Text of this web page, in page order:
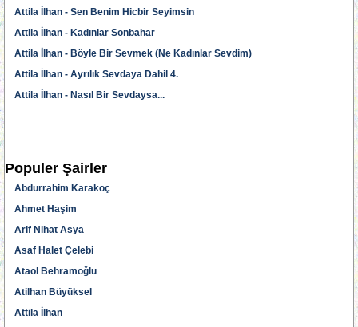
Attila İlhan - Sen Benim Hicbir Seyimsin
Attila İlhan - Kadınlar Sonbahar
Attila İlhan - Böyle Bir Sevmek (Ne Kadınlar Sevdim)
Attila İlhan - Ayrılık Sevdaya Dahil 4.
Attila İlhan - Nasıl Bir Sevdaysa...
Populer Şairler
Abdurrahim Karakoç
Ahmet Haşim
Arif Nihat Asya
Asaf Halet Çelebi
Ataol Behramoğlu
Atilhan Büyüksel
Attila İlhan